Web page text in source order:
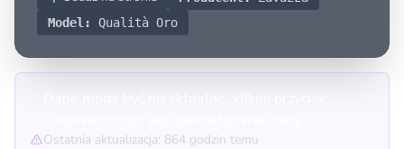
Model:
Qualità Oro
Ostatnia aktualizacja: 864 godzin temu